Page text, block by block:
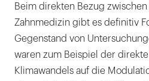
Beim direkten Bezug
Zahnmedizin gibt es definitiv
Gegenstand von
waren zum Beispiel der
Klimawandels auf die